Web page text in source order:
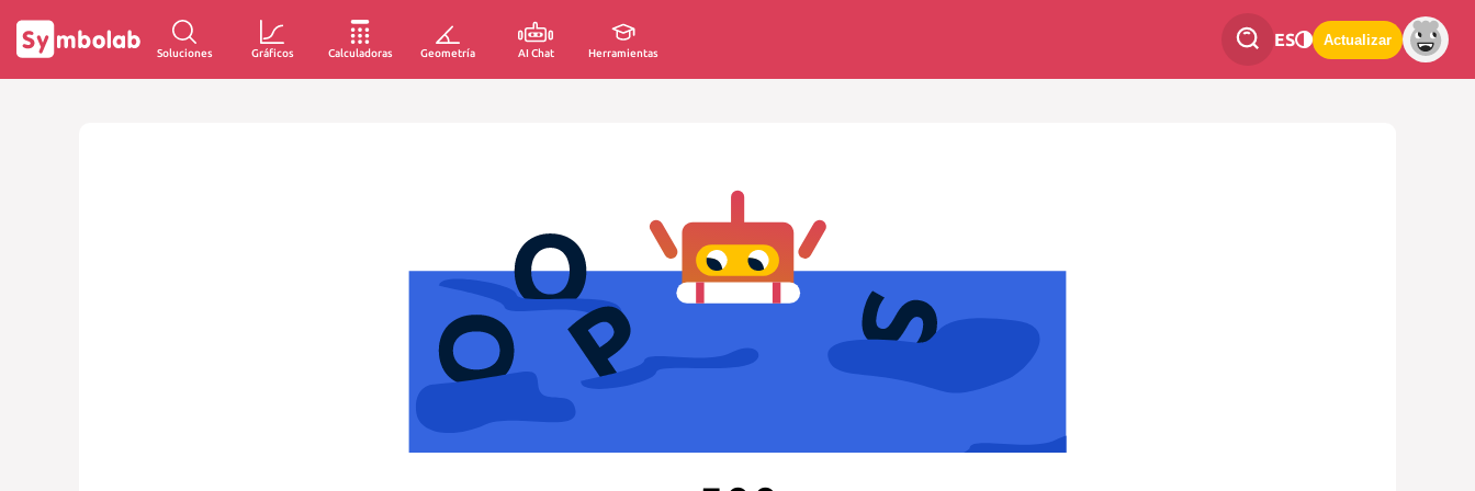
Soluciones Gráficos Calculadoras Geometría AI Chat Herramientas
ES Actualizar